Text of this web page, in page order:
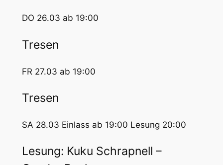
DO 26.03 ab 19:00
Tresen
FR 27.03 ab 19:00
Tresen
SA 28.03 Einlass ab 19:00 Lesung 20:00
Lesung: Kuku Schrapnell –